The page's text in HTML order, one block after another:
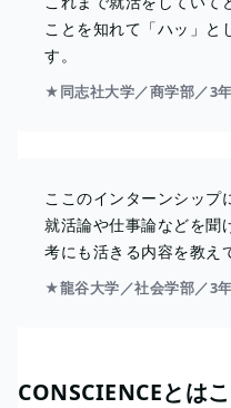
ことを知れて「ハッ」と
す。
★同志社大学／商学部／3
ここのインターンシップ
就活論や仕事論などを聞
考にも活きる内容を教え
★龍谷大学／社会学部／3
CONSCIENCEとは